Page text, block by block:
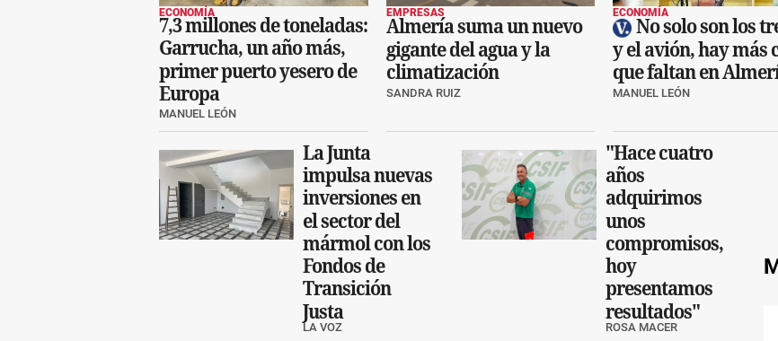
ECONOMÍA
7,3 millones de toneladas:
Garrucha, un año más,
primer puerto yesero de
Europa
MANUEL LEÓN
EMPRESAS
Almería suma un nuevo
gigante del agua y la
climatización
SANDRA RUIZ
ECONOMÍA
No solo son los
y el avión, hay más
que faltan en
MANUEL LEÓN
La Junta
impulsa nuevas
inversiones en
el sector del
mármol con los
Fondos de
Transición
Justa
LA VOZ
"Hace cuatro
años
adquirimos
unos
compromisos,
hoy
presentamos
resultados"
ROSA MACER